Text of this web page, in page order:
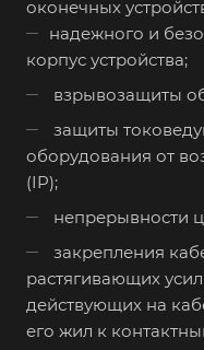
оконечных
надежного и
корпус устройства;
взрывозащиты
защиты
оборудования от
(IP);
непрерывности
закрепления
растягивающих
действующих на
его жил к